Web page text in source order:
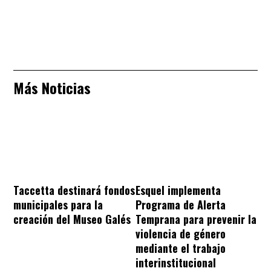
Más Noticias
Taccetta destinará fondos
municipales para la
creación del Museo Galés
Esquel implementa
Programa de Alerta
Temprana para prevenir la
violencia de género
mediante el trabajo
interinstitucional